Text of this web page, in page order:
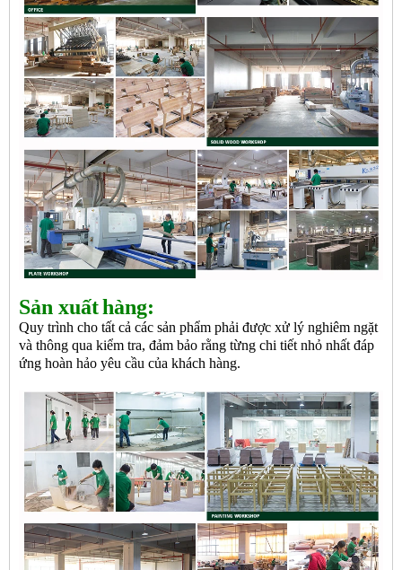
Sản xuấthàng:
Quy trình cho tất cả các sản phẩm phải được xử lý nghiêm ngặt
và thông qua kiểm tra, đảm bảo rằng từng chi tiết nhỏ nhất đáp
ứng hoàn hảo yêu cầu của khách hàng.